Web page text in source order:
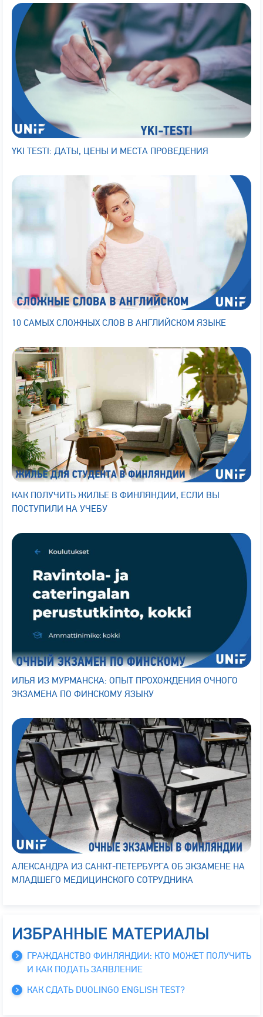
YKI TESTI: ДАТЫ, ЦЕНЫ И МЕСТА ПРОВЕДЕНИЯ
10 САМЫХ СЛОЖНЫХ СЛОВ В АНГЛИЙСКОМ ЯЗЫКЕ
КАК ПОЛУЧИТЬ ЖИЛЬЕ В ФИНЛЯНДИИ, ЕСЛИ ВЫ
ПОСТУПИЛИ НА УЧЕБУ
ИЛЬЯ ИЗ МУРМАНСКА: ОПЫТ ПРОХОЖДЕНИЯ ОЧНОГО
ЭКЗАМЕНА ПО ФИНСКОМУ ЯЗЫКУ
АЛЕКСАНДРА ИЗ САНКТ-ПЕТЕРБУРГА ОБ ЭКЗАМЕНЕ НА
МЛАДШЕГО МЕДИЦИНСКОГО СОТРУДНИКА
ИЗБРАННЫЕ МАТЕРИАЛЫ
ГРАЖДАНСТВО ФИНЛЯНДИИ: КТО МОЖЕТ ПОЛУЧИТЬ
И КАК ПОДАТЬ ЗАЯВЛЕНИЕ
КАК СДАТЬ DUOLINGO ENGLISH TEST?